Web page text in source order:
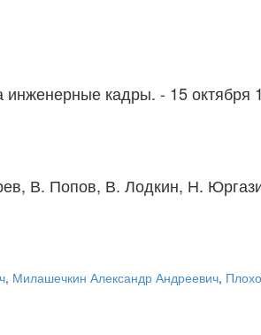
инженерные кадры. - 15 октября
В. Попов, В. Лодкин, Н.
, Милашечкин Александр Андреевич,